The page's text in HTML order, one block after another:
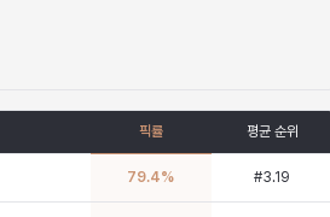
픽률 평균 순위
79.4% #3.19